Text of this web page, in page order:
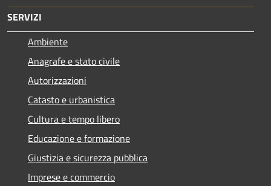
SERVIZI
Ambiente
Anagrafe e stato civile
Autorizzazioni
Catasto e urbanistica
Cultura e tempo libero
Educazione e formazione
Giustizia e sicurezza pubblica
Imprese e commercio